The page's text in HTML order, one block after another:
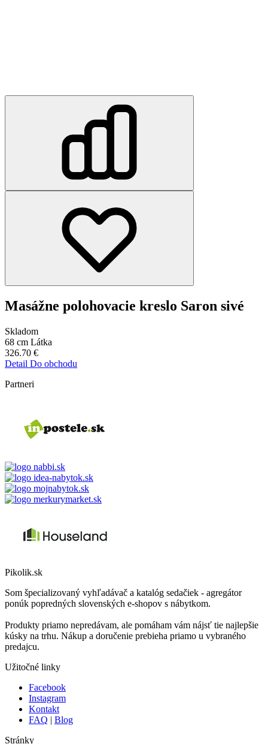
Masážne polohovacie kreslo Saron sivé
Skladom
68 cm Látka
326.70 €
Detail Do obchodu
Partneri
Pikolik.sk
Som špecializovaný vyhľadávač a katalóg sedačiek - agregátor
ponúk popredných slovenských e-shopov s nábytkom.
Produkty priamo nepredávam, ale pomáham vám nájsť tie najlepšie
kúsky na trhu. Nákup a doručenie prebieha priamo u vybraného
predajcu.
Užitočné linky
Facebook
Instagram
Kontakt
FAQ | Blog
Stránky